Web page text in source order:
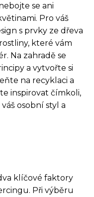
se ani
Pro váš
s prvky ze dřeva
které vám
Na zahradě se
a vytvořte si
na recyklaci a
inspirovat čímkoli,
osobní styl a
klíčové faktory
Při výběru